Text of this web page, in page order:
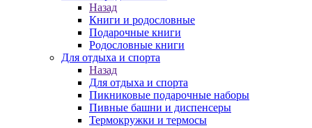
Назад
Книги и родословные
Подарочные книги
Родословные книги
Для отдыха и спорта
Назад
Для отдыха и спорта
Пикниковые подарочные наборы
Пивные башни и диспенсеры
Термокружки и термосы